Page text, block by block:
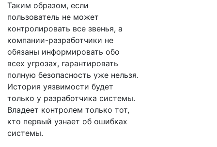
Таким образом, если
пользователь не может
контролировать все звенья, а
компании-разработчики не
обязаны информировать обо
всех угрозах, гарантировать
полную безопасность уже нельзя.
История уязвимости будет
только у разработчика системы.
Владеет контролем только тот,
кто первый узнает об ошибках
системы.